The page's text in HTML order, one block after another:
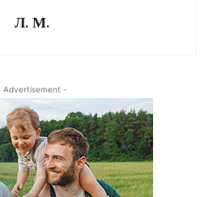
Л. М.
Advertisement -